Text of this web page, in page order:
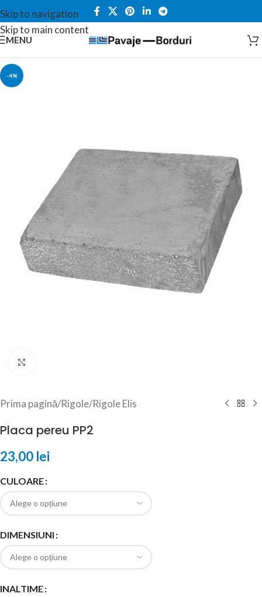
Skip to navigation
Skip to main content
MENU
-4%
Prima pagină/Rigole/Rigole Elis
Placa pereu PP2
23,00 lei
CULOARE
DIMENSIUNI
INALTIME